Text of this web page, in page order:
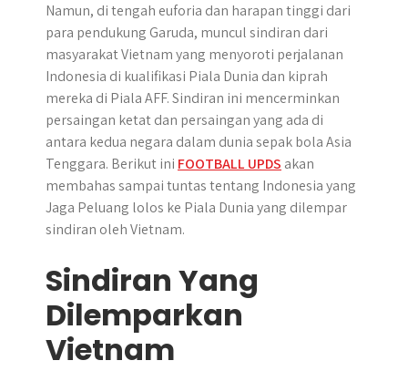
Namun, di tengah euforia dan harapan tinggi dari
para pendukung Garuda, muncul sindiran dari
masyarakat Vietnam yang menyoroti perjalanan
Indonesia di kualifikasi Piala Dunia dan kiprah
mereka di Piala AFF. Sindiran ini mencerminkan
persaingan ketat dan persaingan yang ada di
antara kedua negara dalam dunia sepak bola Asia
Tenggara. Berikut ini FOOTBALL UPDS akan
membahas sampai tuntas tentang Indonesia yang
Jaga Peluang lolos ke Piala Dunia yang dilempar
sindiran oleh Vietnam.
Sindiran Yang
Dilemparkan
Vietnam